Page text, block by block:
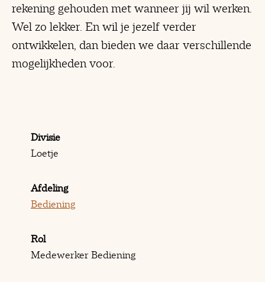
rekening gehouden met wanneer jij wil werken.
Wel zo lekker. En wil je jezelf verder
ontwikkelen, dan bieden we daar verschillende
mogelijkheden voor.
Divisie
Loetje
Afdeling
Bediening
Rol
Medewerker Bediening